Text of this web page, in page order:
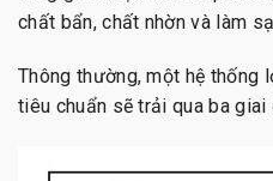
chất bẩn, chất nhờn và làm
Thông thường, một hệ
tiêu chuẩn sẽ trải qua ba giai